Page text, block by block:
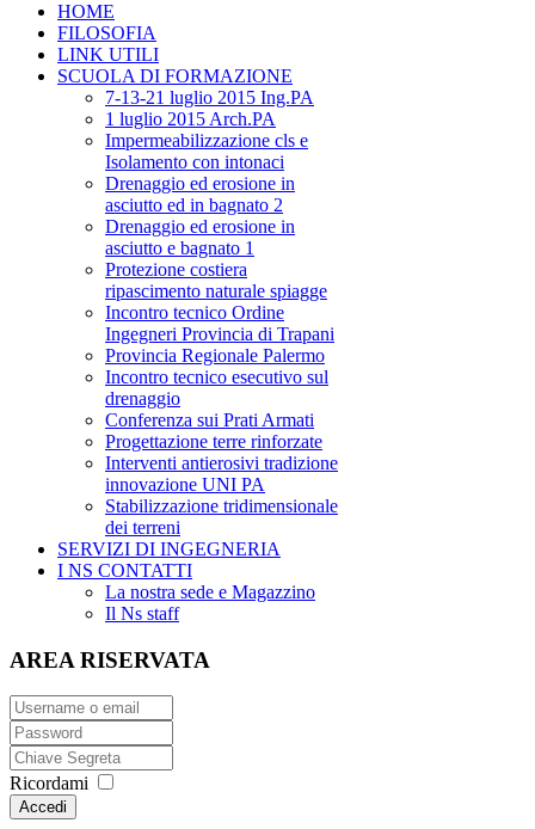
HOME
FILOSOFIA
LINK UTILI
SCUOLA DI FORMAZIONE
7-13-21 luglio 2015 Ing.PA
1 luglio 2015 Arch.PA
Impermeabilizzazione cls e
Isolamento con intonaci
Drenaggio ed erosione in
asciutto ed in bagnato 2
Drenaggio ed erosione in
asciutto e bagnato 1
Protezione costiera
ripascimento naturale spiagge
Incontro tecnico Ordine
Ingegneri Provincia di Trapani
Provincia Regionale Palermo
Incontro tecnico esecutivo sul
drenaggio
Conferenza sui Prati Armati
Progettazione terre rinforzate
Interventi antierosivi tradizione
innovazione UNI PA
Stabilizzazione tridimensionale
dei terreni
SERVIZI DI INGEGNERIA
I NS CONTATTI
La nostra sede e Magazzino
Il Ns staff
AREA RISERVATA
Ricordami
Accedi